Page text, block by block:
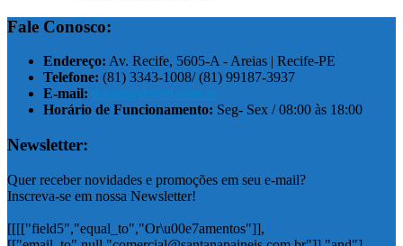
Fale Conosco:
Endereço: Av. Recife, 5605-A - Areias | Recife-PE
Telefone: (81) 3343-1008/ (81) 99187-3937
E-mail: devan@devan.com.br
Horário de Funcionamento: Seg- Sex / 08:00 às 18:00
Newsletter:
Quer receber novidades e promoções em seu e-mail?
Inscreva-se em nossa Newsletter!
[[[["field5","equal_to","Or\u00e7amentos"]],